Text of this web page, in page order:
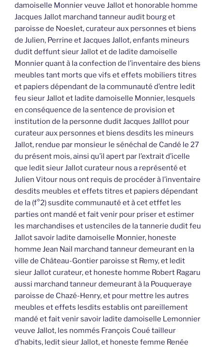
damoiselle Monnier veuve Jallot et honorable homme
Jacques Jallot marchand tanneur audit bourg et
paroisse de Noeslet, curateur aux personnes et biens
de Julien, Perrine et Jacques Jallot, enfants mineurs
dudit deffunt sieur Jallot et de ladite damoiselle
Monnier quant à la confection de l’inventaire des biens
meubles tant morts que vifs et effets mobiliers titres
et papiers dépendant de la communauté d’entre ledit
feu sieur Jallot et ladite damoiselle Monnier, lesquels
en conséquence de la sentence de provision et
institution de la personne dudit Jacques Jalllot pour
curateur aux personnes et biens desdits les mineurs
Jallot, rendue par monsieur le sénéchal de Candé le 27
du présent mois, ainsi qu’il apert par l’extrait d’icelle
que ledit sieur Jallot curateur nous a représenté et
Julien Vitour nous ont requis de procéder à l’inventaire
desdits meubles et effets titres et papiers dépendant
de la (f°2) susdite communauté et à cet etffet les
parties ont mandé et fait venir pour priser et estimer
les marchandises et ustenciles de la tannerie dudit feu
Jallot savoir ladite damoiselle Monnier, honeste
homme Jean Nail marchand tanneur demeurant en la
ville de Château-Gontier paroisse st Remy, et ledit
sieur Jallot curateur, et honeste homme Robert Ragaru
aussi marchand tanneur demeurant à la Pouqueraye
paroisse de Chazé-Henry, et pour mettre les autres
meubles et effets lesdits establis ont pareillement
mandé et fait venir savoir ladite damoiselle Lemonnier
veuve Jallot, les nommés François Coué tailleur
d’habits, ledit sieur Jallot, et honeste femme Renée